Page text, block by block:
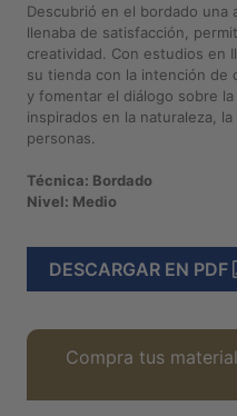
Descubrió en el bordado una
llenaba de satisfacción,
creatividad. Con estudios en
su tienda con la intención de
y fomentar el diálogo sobre
inspirados en la naturaleza,
personas.
Técnica: Bordado
Nivel: Medio
DESCARGAR EN PDF
Compra tus